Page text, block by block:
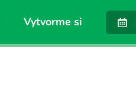
Vytvorme si